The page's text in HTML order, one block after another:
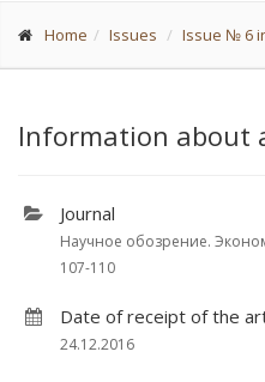
Home Issues Issue № 6
Information about
Journal
Научное обозрение.
107-110
Date of receipt of the
24.12.2016